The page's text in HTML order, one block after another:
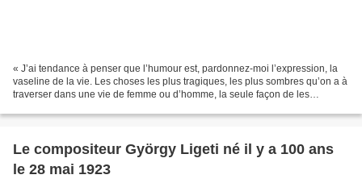
« J’ai tendance à penser que l’humour est, pardonnez-moi l’expression, la
vaseline de la vie. Les choses les plus tragiques, les plus sombres qu’on a à
traverser dans une vie de femme ou d’homme, la seule façon de les
Le compositeur György Ligeti né il y a 100 ans
le 28 mai 1923